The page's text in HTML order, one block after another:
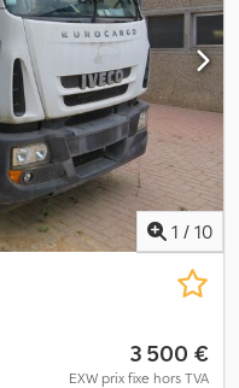
1 / 10
3 500 €
EXW prix fixe hors TVA